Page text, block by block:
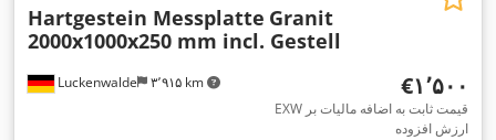
Luckenwalde ۳٬۹۱۵ km
Hartgestein Messplatte Granit
2000x1000x250 mm incl. Gestell
‎€۱٬۵۰۰
EXW قیمت ثابت به اضافه مالیات بر
ارزش افزوده